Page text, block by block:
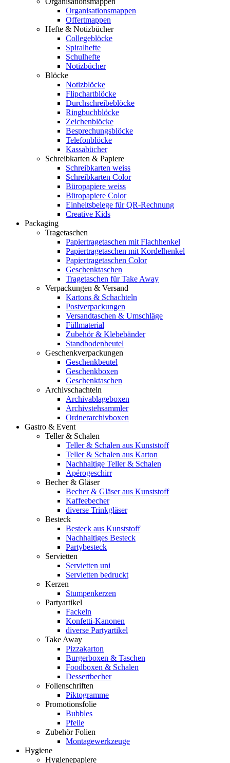
Organisationsmappen
Offertmappen
Hefte & Notizbücher
Collegeblöcke
Spiralhefte
Schulhefte
Notizbücher
Blöcke
Notizblöcke
Flipchartblöcke
Durchschreibeblöcke
Ringbuchblöcke
Zeichenblöcke
Besprechungsblöcke
Telefonblöcke
Kassabücher
Schreibkarten & Papiere
Schreibkarten weiss
Schreibkarten Color
Büropapiere weiss
Büropapiere Color
Einheitsbelege für QR-Rechnung
Creative Kids
Packaging
Tragetaschen
Papiertragetaschen mit Flachhenkel
Papiertragetaschen mit Kordelhenkel
Papiertragetaschen Color
Geschenktaschen
Tragetaschen für Take Away
Verpackungen & Versand
Kartons & Schachteln
Postverpackungen
Versandtaschen & Umschläge
Füllmaterial
Zubehör & Klebebänder
Standbodenbeutel
Geschenkverpackungen
Geschenkbeutel
Geschenkboxen
Geschenktaschen
Archivschachteln
Archivablageboxen
Archivstehsammler
Ordnerarchivboxen
Gastro & Event
Teller & Schalen
Teller & Schalen aus Kunststoff
Teller & Schalen aus Karton
Nachhaltige Teller & Schalen
Apérogeschirr
Becher & Gläser
Becher & Gläser aus Kunststoff
Kaffeebecher
diverse Trinkgläser
Besteck
Besteck aus Kunststoff
Nachhaltiges Besteck
Partybesteck
Servietten
Servietten uni
Servietten bedruckt
Kerzen
Stumpenkerzen
Partyartikel
Fackeln
Konfetti-Kanonen
diverse Partyartikel
Take Away
Pizzakarton
Burgerboxen & Taschen
Foodboxen & Schalen
Dessertbecher
Folienschriften
Piktogramme
Promotionsfolie
Bubbles
Pfeile
Zubehör Folien
Montagewerkzeuge
Hygiene
Hygienepapiere